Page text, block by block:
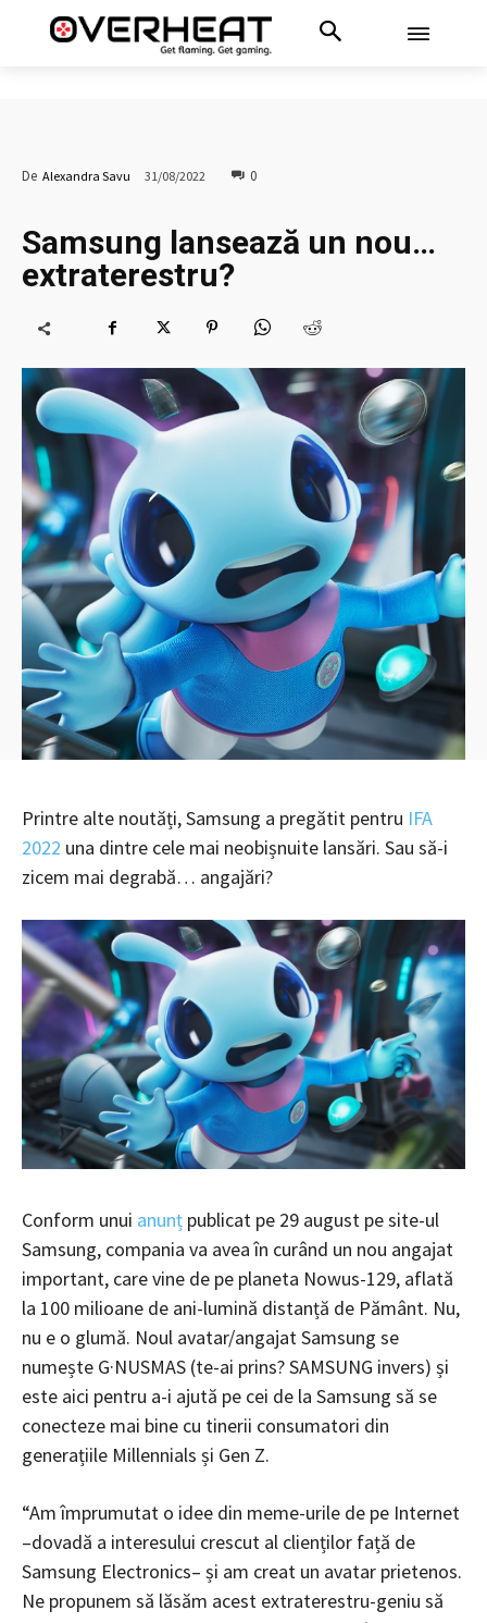
De Alexandra Savu 31/08/2022 0
Samsung lansează un nou…
extraterestru?
Printre alte noutăți, Samsung a pregătit pentru IFA
2022 una dintre cele mai neobișnuite lansări. Sau să-i
zicem mai degrabă… angajări?
Conform unui anunț publicat pe 29 august pe site-ul
Samsung, compania va avea în curând un nou angajat
important, care vine de pe planeta Nowus-129, aflată
la 100 milioane de ani-lumină distanță de Pământ. Nu,
nu e o glumă. Noul avatar/angajat Samsung se
numește G·NUSMAS (te-ai prins? SAMSUNG invers) și
este aici pentru a-i ajută pe cei de la Samsung să se
conecteze mai bine cu tinerii consumatori din
generațiile Millennials și Gen Z.
“Am împrumutat o idee din meme-urile de pe Internet
–dovadă a interesului crescut al clienților față de
Samsung Electronics– și am creat un avatar prietenos.
Ne propunem să lăsăm acest extraterestru-geniu să